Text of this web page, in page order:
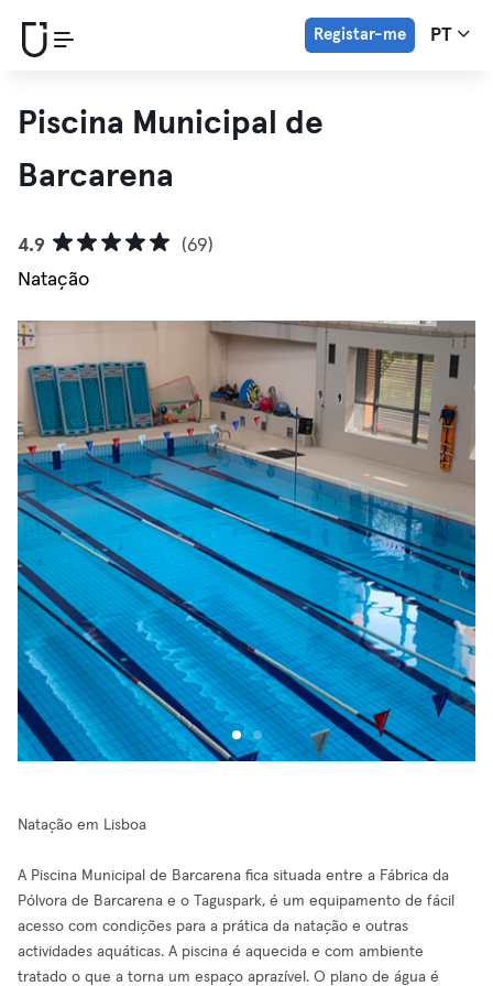
Registar-me PT
Piscina Municipal de
Barcarena
4.9
(69)
Natação
Natação em Lisboa
A Piscina Municipal de Barcarena fica situada entre a Fábrica da
Pólvora de Barcarena e o Taguspark, é um equipamento de fácil
acesso com condições para a prática da natação e outras
actividades aquáticas. A piscina é aquecida e com ambiente
tratado o que a torna um espaço aprazível. O plano de água é